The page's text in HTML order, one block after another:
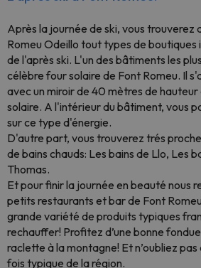
Après la journée de ski, vous trouverez
Romeu Odeillo tout types de
de l'après ski. L'un des bâtiments les
célèbre four solaire de Font Romeu. Il
avec un miroir de 40 mètres de
solaire. A l'intérieur du bâtiment, vous
sur ce type d'énergie.
D'autre part, vous trouverez trés
de bains chauds: Les bains de Llo, Les
Thomas.
Et pour finir la journée en beauté nous
petits restaurants et bar de Font
grande variété de produits typiques
rechauffer! Profitez d’une bonne
raclette à la montagne! Et n’oubliez
fois typique de la région.